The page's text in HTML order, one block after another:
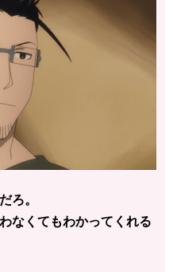
ろ。
なくてもわかってくれる